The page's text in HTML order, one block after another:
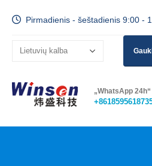
Pirmadienis - šeštadienis 9:00 -
„WhatsApp